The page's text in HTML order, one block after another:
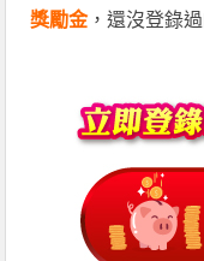
獎勵金，還沒登錄